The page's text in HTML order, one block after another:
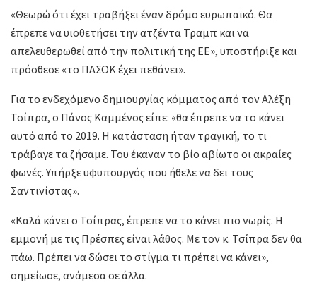
«Θεωρώ ότι έχει τραβήξει έναν δρόμο ευρωπαϊκό. Θα
έπρεπε να υιοθετήσει την ατζέντα Τραμπ και να
απελευθερωθεί από την πολιτική της ΕΕ», υποστήριξε και
πρόσθεσε «το ΠΑΣΟΚ έχει πεθάνει».
Για το ενδεχόμενο δημιουργίας κόμματος από τον Αλέξη
Τσίπρα, ο Πάνος Καμμένος είπε: «θα έπρεπε να το κάνει
αυτό από το 2019. Η κατάσταση ήταν τραγική, το τι
τράβαγε τα ζήσαμε. Του έκαναν το βίο αβίωτο οι ακραίες
φωνές. Υπήρξε υφυπουργός που ήθελε να δει τους
Σαντινίστας».
«Καλά κάνει ο Τσίπρας, έπρεπε να το κάνει πιο νωρίς. Η
εμμονή με τις Πρέσπες είναι λάθος. Με τον κ. Τσίπρα δεν θα
πάω. Πρέπει να δώσει το στίγμα τι πρέπει να κάνει»,
σημείωσε, ανάμεσα σε άλλα.